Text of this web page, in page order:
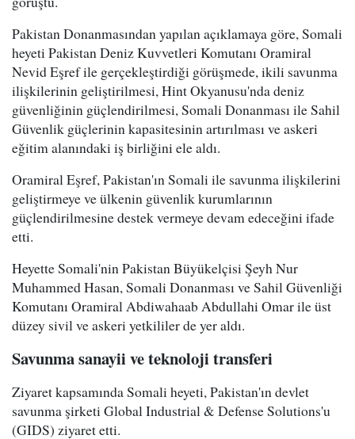
Pakistan Donanmasından yapılan açıklamaya göre, Somali
heyeti Pakistan Deniz Kuvvetleri Komutanı Oramiral
Nevid Eşref ile gerçekleştirdiği görüşmede, ikili savunma
ilişkilerinin geliştirilmesi, Hint Okyanusu'nda deniz
güvenliğinin güçlendirilmesi, Somali Donanması ile Sahil
Güvenlik güçlerinin kapasitesinin artırılması ve askeri
eğitim alanındaki iş birliğini ele aldı.
Oramiral Eşref, Pakistan'ın Somali ile savunma ilişkilerini
geliştirmeye ve ülkenin güvenlik kurumlarının
güçlendirilmesine destek vermeye devam edeceğini ifade
etti.
Heyette Somali'nin Pakistan Büyükelçisi Şeyh Nur
Muhammed Hasan, Somali Donanması ve Sahil Güvenliği
Komutanı Oramiral Abdiwahaab Abdullahi Omar ile üst
düzey sivil ve askeri yetkililer de yer aldı.
Savunma sanayii ve teknoloji transferi
Ziyaret kapsamında Somali heyeti, Pakistan'ın devlet
savunma şirketi Global Industrial & Defense Solutions'u
(GIDS) ziyaret etti.